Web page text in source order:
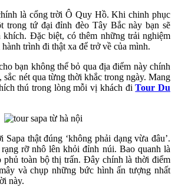
là cổng trời Ô Quy Hồ. Khi chinh phục
trong tứ đại đỉnh đèo Tây Bắc này bạn sẽ
khích. Đặc biệt, có thêm những trải nghiệm
trình đi thật xa để trở về của mình.
bạn không thể bỏ qua địa điểm này chính
sắc nét qua từng thời khắc trong ngày. Mang
thú trong lòng mỗi vị khách điTourDu
thật đúng ‘không phải dạng vừa đâu’.
rỡ nhô lên khỏi đỉnh núi. Bao quanh là
phủ toàn bộ thị trấn. Đây chính là thời điểm
và chụp những bức hình ấn tượng nhất
này.